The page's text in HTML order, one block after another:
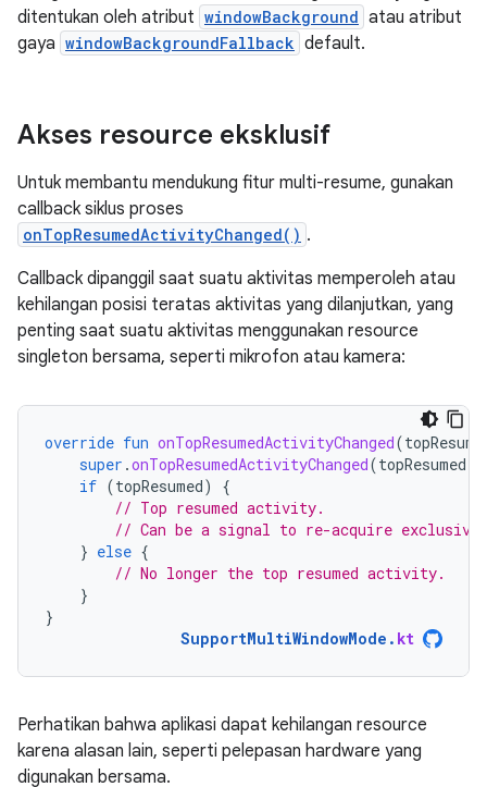
ditentukan oleh atribut windowBackground atau atribut
gaya windowBackgroundFallback default.
Akses resource eksklusif
Untuk membantu mendukung fitur multi-resume, gunakan
callback siklus proses
onTopResumedActivityChanged() .
Callback dipanggil saat suatu aktivitas memperoleh atau
kehilangan posisi teratas aktivitas yang dilanjutkan, yang
penting saat suatu aktivitas menggunakan resource
singleton bersama, seperti mikrofon atau kamera:
override fun onTopResumedActivityChanged(
super .onTopResumedActivityChanged(topResumed
if (topResumed)
{
// Top resumed activity.
// Can be a signal to re-acquire exclusive
} else {
// No longer the top resumed activity.
}
}
SupportMultiWindowMode . kt
Perhatikan bahwa aplikasi dapat kehilangan resource
karena alasan lain, seperti pelepasan hardware yang
digunakan bersama.